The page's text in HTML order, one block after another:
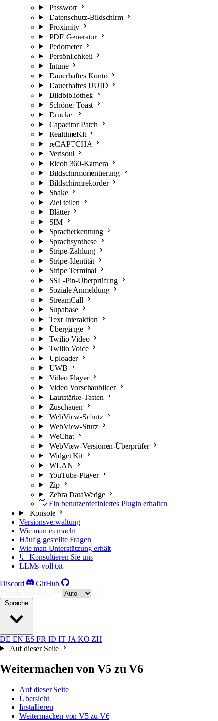
Passwort
Datenschutz-Bildschirm
Proximity
PDF-Generator
Pedometer
Persönlichkeit
Intune
Dauerhaftes Konto
Dauerhaftes UUID
Bildbibliothek
Schöner Toast
Drucker
Capacitor Patch
RealtimeKit
reCAPTCHA
Verisoul
Ricoh 360-Kamera
Bildschirmorientierung
Bildschirmrekorder
Shake
Ziel teilen
Blätter
SIM
Spracherkennung
Sprachsynthese
Stripe-Zahlung
Stripe-Identität
Stripe Terminal
SSL-Pin-Überprüfung
Soziale Anmeldung
StreamCall
Supabase
Text Interaktion
Übergänge
Twilio Video
Twilio Voice
Uploader
UWB
Video Player
Video Vorschaubilder
Lautstärke-Tasten
Zuschauen
WebView-Schutz
WebView-Sturz
WeChat
WebView-Versionen-Überprüfer
Widget Kit
WLAN
YouTube-Player
Zip
Zebra DataWedge
👋 Ein benutzerdefiniertes Plugin erhalten
Konsole
Versionsverwaltung
Wie man es macht
Häufig gestellte Fragen
Wie man Unterstützung erhält
💬 Konsultieren Sie uns
LLMs-voll.txt
Discord
GitHub
Sprache
DE EN ES FR ID IT JA KO ZH
Auf dieser Seite
Weitermachen von V5 zu V6
Auf dieser Seite
Übersicht
Installieren
Weitermachen von V5 zu V6